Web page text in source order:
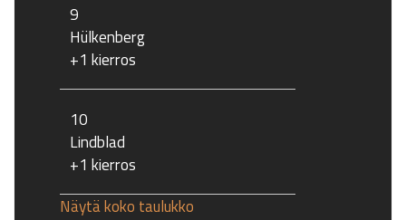
9
Hülkenberg
+1 kierros
10
Lindblad
+1 kierros
Näytä koko taulukko